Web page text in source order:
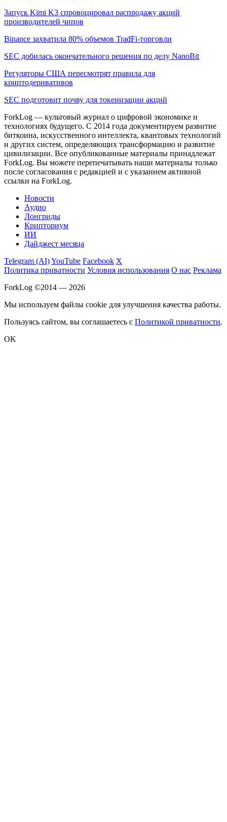
Запуск Kimi K3 спровоцировал распродажу акций
производителей чипов
Binance захватила 80% объемов TradFi-торговли
SEC добилась окончательного решения по делу NanoBit
Регуляторы США пересмотрят правила для
криптодеривативов
SEC подготовит почву для токенизации акций
ForkLog — культовый журнал о цифровой экономике и
технологиях будущего. С 2014 года документируем развитие
биткоина, искусственного интеллекта, квантовых технологий
и других систем, определяющих трансформацию и развитие
цивилизации. Все опубликованные материалы принадлежат
ForkLog. Вы можете перепечатывать наши материалы только
после согласования с редакцией и с указанием активной
ссылки на ForkLog.
Новости
Аудио
Лонгриды
Крипториум
ИИ
Дайджест месяца
Telegram (AI)YouTube Facebook X
Политика приватности Условия использования О нас Реклама
ForkLog ©2014 — 2026
Мы используем файлы cookie для улучшения качества работы.
Пользуясь сайтом, вы соглашаетесь с Политикой приватности.
OK